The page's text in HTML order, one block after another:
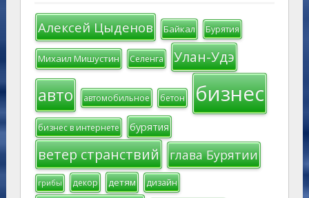
Алексей Цыденов Байкал Бурятия
Михаил Мишустин Селенга Улан-Удэ
авто автомобильное бетон бизнес
бизнес в интернете бурятия
ветер странствий глава Бурятии
грибы декор детям дизайн